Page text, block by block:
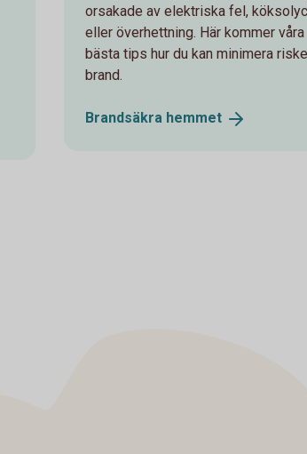
orsakade av elektriska fel,
eller överhettning. Här kommer våra
bästa tips hur du kan minimera
brand.
Brandsäkra hemmet